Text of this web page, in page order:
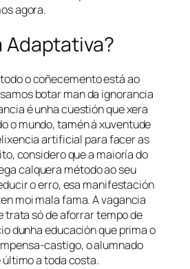
agora.
Adaptativa?
o coñecemento está ao
botar man da ignorancia
é unha cuestión que xera
o mundo, tamén á xuventude
artificial para facer as
considero que a maioría do
calquera método ao seu
o erro, esa manifestación
moi mala fama. A vagancia
trata só de aforrar tempo de
dunha educación que prima o
castigo, o alumnado
a toda costa.